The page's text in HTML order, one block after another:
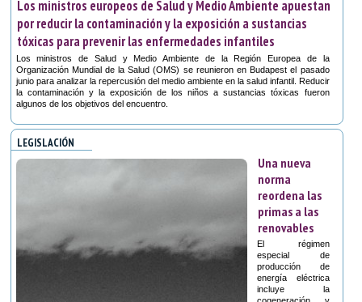
Los ministros europeos de Salud y Medio Ambiente apuestan
por reducir la contaminación y la exposición a sustancias
tóxicas para prevenir las enfermedades infantiles
Los ministros de Salud y Medio Ambiente de la Región Europea de la
Organización Mundial de la Salud (OMS) se reunieron en Budapest el pasado
junio para analizar la repercusión del medio ambiente en la salud infantil. Reducir
la contaminación y la exposición de los niños a sustancias tóxicas fueron
algunos de los objetivos del encuentro.
LEGISLACIÓN
Una nueva
norma
reordena las
primas a las
renovables
El régimen
especial de
producción de
energía eléctrica
incluye la